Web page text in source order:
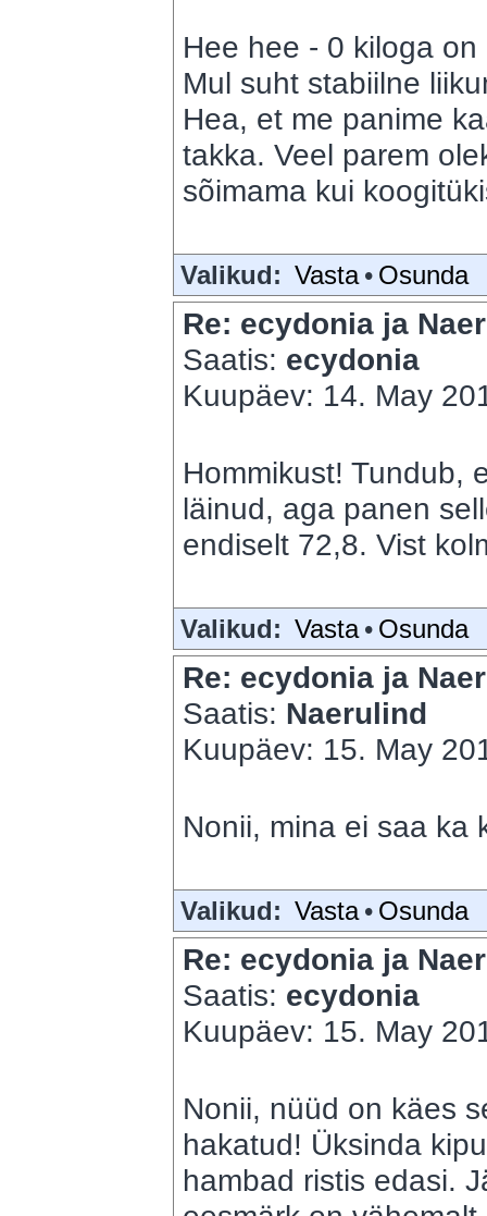
Hee hee - 0 kiloga
Mul suht stabiilne
Hea, et me panime
takka. Veel parem
sõimama kui
Valikud: Vasta • Osunda
Re: ecydonia ja
Saatis: ecydonia
Kuupäev: 14. May
Hommikust! Tundub,
läinud, aga panen
endiselt 72,8. Vist
Valikud: Vasta • Osunda
Re: ecydonia ja
Saatis: Naerulind
Kuupäev: 15. May
Nonii, mina ei saa ka
Valikud: Vasta • Osunda
Re: ecydonia ja
Saatis: ecydonia
Kuupäev: 15. May
Nonii, nüüd on käes
hakatud! Üksinda
hambad ristis edasi.